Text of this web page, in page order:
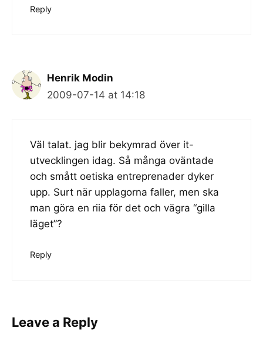
Reply
Henrik Modin
2009-07-14 at 14:18
Väl talat. jag blir bekymrad över it-
utvecklingen idag. Så många oväntade
och smått oetiska entreprenader dyker
upp. Surt när upplagorna faller, men ska
man göra en riia för det och vägra “gilla
läget”?
Reply
Leave a Reply